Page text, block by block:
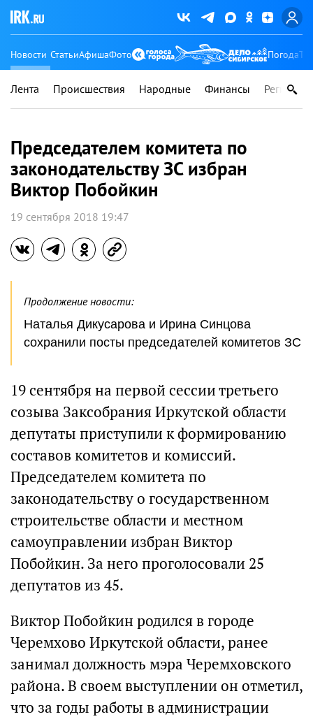
Новости СтатьиАфишаФото Погода
Лента Происшествия Народные Финансы Регионы
Председателем комитета по
законодательству ЗС избран
Виктор Побойкин
19 сентября 2018 19:47
Продолжение новости:
Наталья Дикусарова и Ирина Синцова
сохранили посты председателей комитетов ЗС
19 сентября на первой сессии третьего
созыва Заксобрания Иркутской области
депутаты приступили к формированию
составов комитетов и комиссий.
Председателем комитета по
законодательству о государственном
строительстве области и местном
самоуправлении избран Виктор
Побойкин. За него проголосовали 25
депутатов из 45.
Виктор Побойкин родился в городе
Черемхово Иркутской области, ранее
занимал должность мэра Черемховского
района. В своем выступлении он отметил,
что за годы работы в администрации